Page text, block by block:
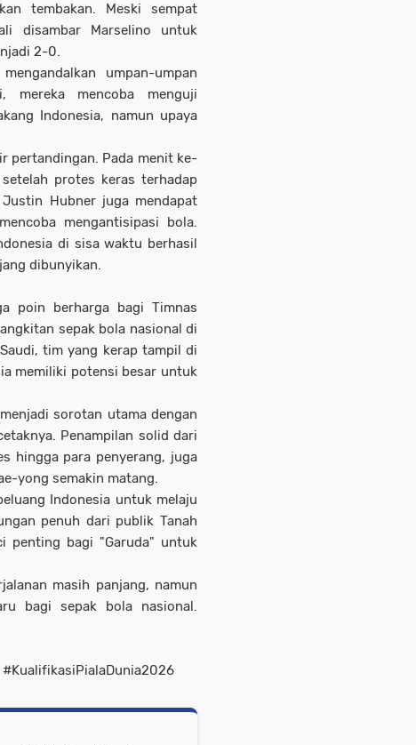
tembakan. Meski sempat
disambar Marselino untuk
2-0.
umpan-umpan
mereka mencoba menguji
Indonesia, namun upaya
pertandingan. Pada menit ke-
protes keras terhadap
Hubner juga mendapat
mengantisipasi bola.
di sisa waktu berhasil
dibunyikan.
poin berharga bagi Timnas
sepak bola nasional di
tim yang kerap tampil di
memiliki potensi besar untuk
sorotan utama dengan
Penampilan solid dari
hingga para penyerang, juga
yong semakin matang.
Indonesia untuk melaju
penuh dari publik Tanah
penting bagi "Garuda" untuk
masih panjang, namun
bagi sepak bola nasional.